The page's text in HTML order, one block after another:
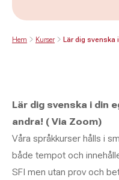
Hem Kurser Lär dig svenska
Lär dig svenska i din
andra! ( Via Zoom)
Våra språkkurser hålls i
både tempot och
SFI men utan prov och